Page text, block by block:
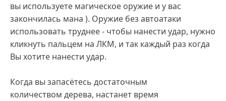
вы используете магическое оружие и у вас
закончилась мана ). Оружие без автоатаки
использовать труднее - чтобы нанести удар, нужно
кликнуть пальцем на ЛКМ, и так каждый раз когда
Вы хотите нанести удар.
Когда вы запасётесь достаточным
количеством дерева, настанет время